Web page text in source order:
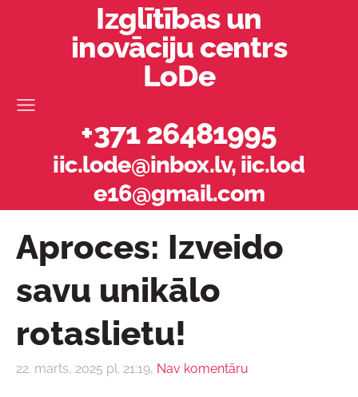
Izglītības un
inovāciju centrs
LoDe
+371 26481995
iic.lode@inbox.lv, iic.lod
e16@gmail.com
Aproces: Izveido
savu unikālo
rotaslietu!
22. marts, 2025 pl. 21:19, Nav komentāru